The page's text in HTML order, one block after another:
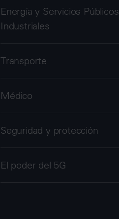
Energía y Servicios Públicos
Industriales
Transporte
Médico
Seguridad y protección
El poder del 5G